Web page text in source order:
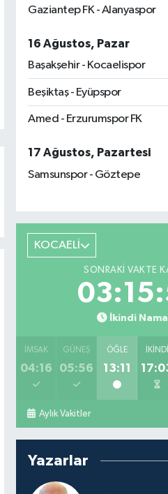
Gaziantep FK - Alanyaspor
16 Ağustos, Pazar
Başakşehir - Kocaelispor
Beşiktaş - Eyüpspor
Amed - Erzurumspor FK
17 Ağustos, Pazartesi
Samsunspor - Göztepe
KOCAELİ
SONRAKI VAKTE
İkindi
İMSAK
04:16
GÜNEŞ
05:56
ÖĞLE
13:11
İKINDI
Aylık Vakitler
Yazarlar